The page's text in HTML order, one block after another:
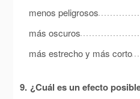
menos peligrosos
más oscuros
más estrecho y más corto
9. ¿Cuál es un efecto